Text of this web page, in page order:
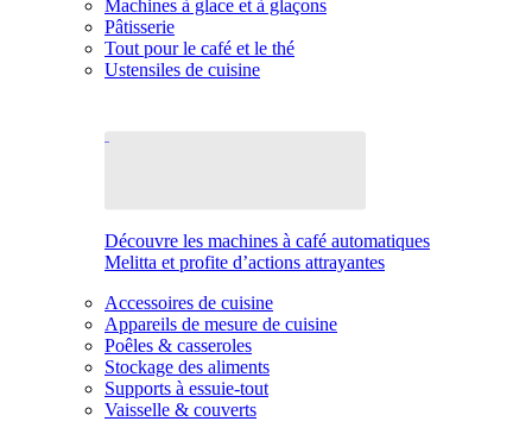
Machines à glace et à glaçons
Pâtisserie
Tout pour le café et le thé
Ustensiles de cuisine
Découvre les machines à café automatiques
Melitta et profite d’actions attrayantes
Accessoires de cuisine
Appareils de mesure de cuisine
Poêles & casseroles
Stockage des aliments
Supports à essuie-tout
Vaisselle & couverts